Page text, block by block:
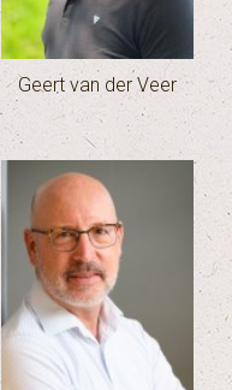
Geert van der Veer